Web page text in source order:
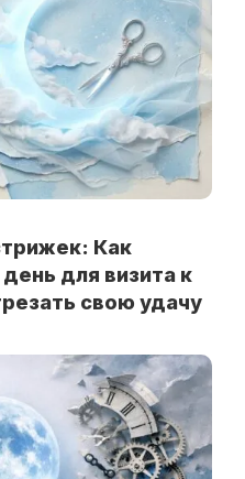
Как
для визита к
свою удачу